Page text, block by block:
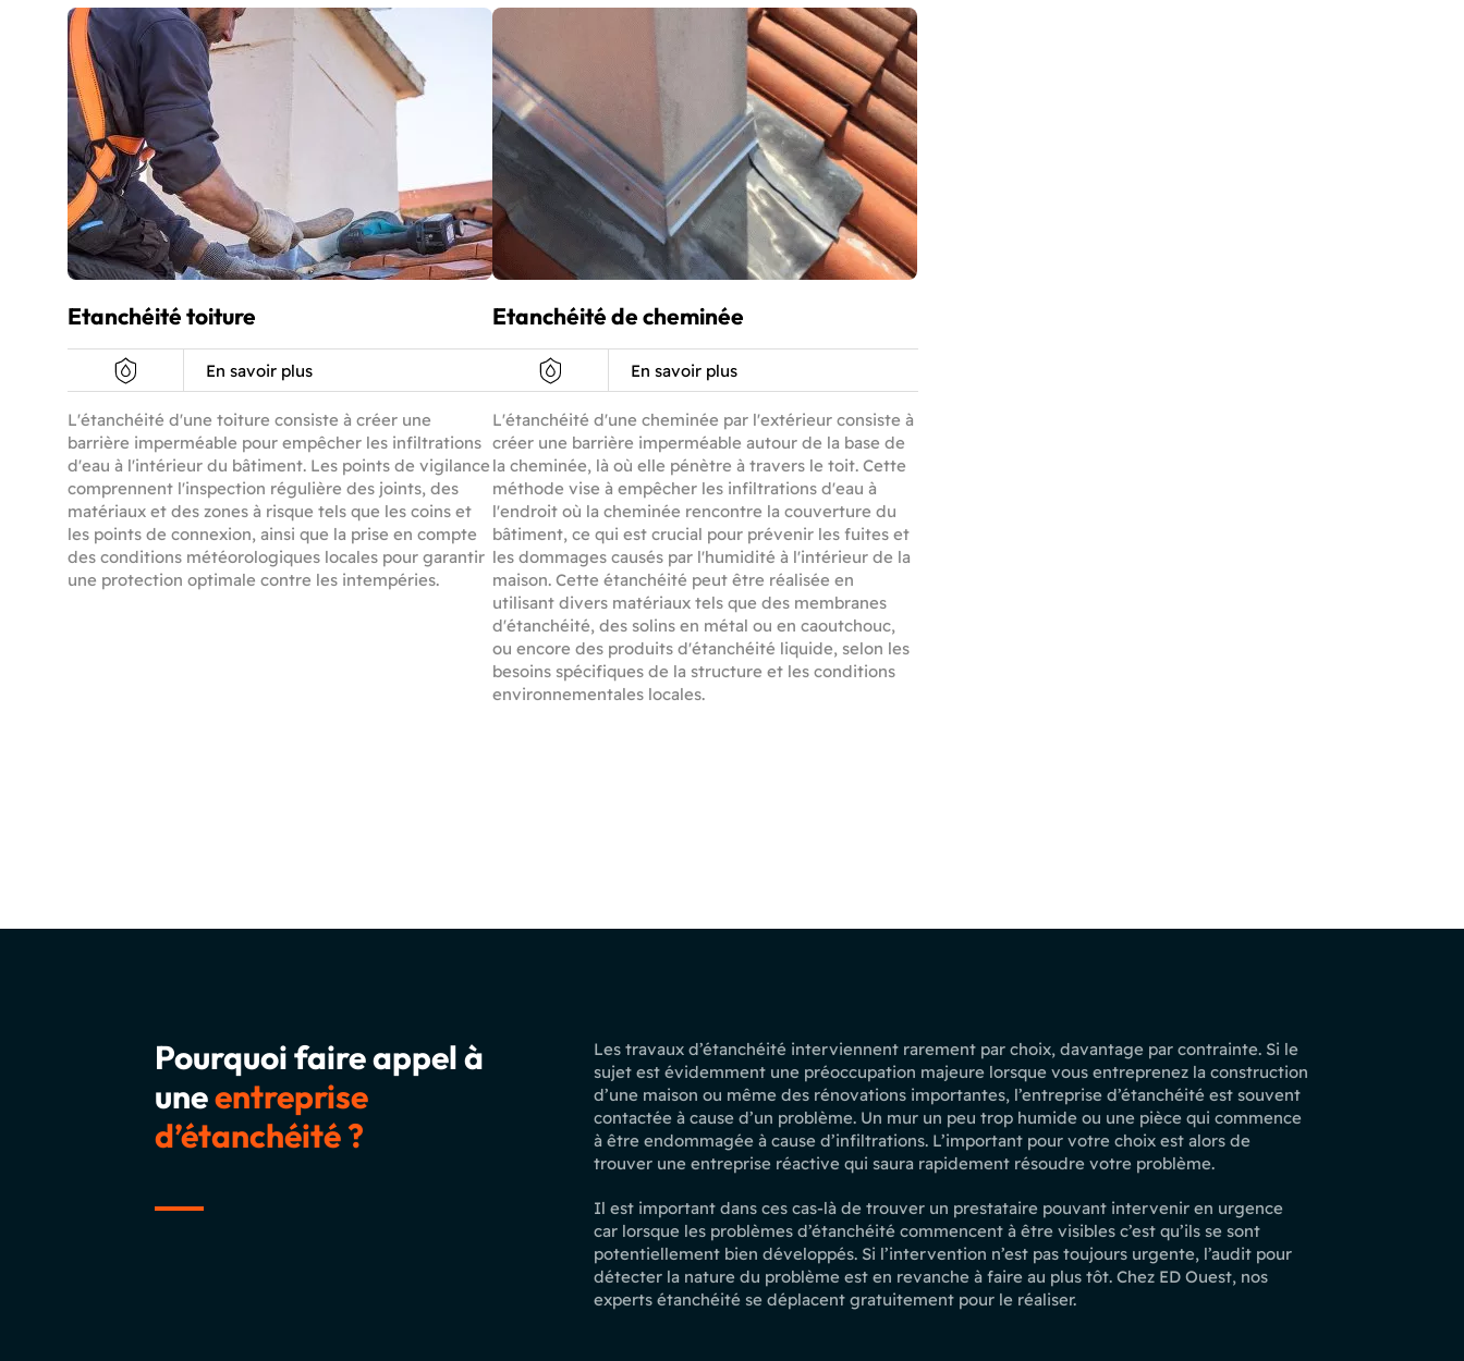
Etanchéité toiture
En savoir plus
L'étanchéité d'une toiture consiste à créer une
barrière imperméable pour empêcher les infiltrations
d'eau à l'intérieur du bâtiment. Les points de vigilance
comprennent l'inspection régulière des joints, des
matériaux et des zones à risque tels que les coins et
les points de connexion, ainsi que la prise en compte
des conditions météorologiques locales pour garantir
une protection optimale contre les intempéries.
Etanchéité de cheminée
En savoir plus
L'étanchéité d'une cheminée par l'extérieur consiste à
créer une barrière imperméable autour de la base de
la cheminée, là où elle pénètre à travers le toit. Cette
méthode vise à empêcher les infiltrations d'eau à
l'endroit où la cheminée rencontre la couverture du
bâtiment, ce qui est crucial pour prévenir les fuites et
les dommages causés par l'humidité à l'intérieur de la
maison. Cette étanchéité peut être réalisée en
utilisant divers matériaux tels que des membranes
d'étanchéité, des solins en métal ou en caoutchouc,
ou encore des produits d'étanchéité liquide, selon les
besoins spécifiques de la structure et les conditions
environnementales locales.
Pourquoi faire appel à
uneentreprise
d’étanchéité ?
Les travaux d’étanchéité interviennent rarement par choix, davantage par contrainte. Si le
sujet est évidemment une préoccupation majeure lorsque vous entreprenez la construction
d’une maison ou même des rénovations importantes, l’entreprise d’étanchéité est souvent
contactée à cause d’un problème. Un mur un peu trop humide ou une pièce qui commence
à être endommagée à cause d’infiltrations. L’important pour votre choix est alors de
trouver une entreprise réactive qui saura rapidement résoudre votre problème.
Il est important dans ces cas-là de trouver un prestataire pouvant intervenir en urgence
car lorsque les problèmes d’étanchéité commencent à être visibles c’est qu’ils se sont
potentiellement bien développés. Si l’intervention n’est pas toujours urgente, l’audit pour
détecter la nature du problème est en revanche à faire au plus tôt. Chez ED Ouest, nos
experts étanchéité se déplacent gratuitement pour le réaliser.